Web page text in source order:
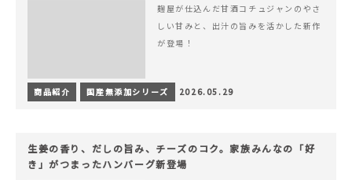
麹屋が仕込んだ甘酒コチュジャンのやさ
しい甘みと、出汁の旨みを活かした新作
が登場！
商品紹介 国産無添加シリーズ 2026.05.29
生姜の香り、だしの旨み、チーズのコク。家族みんなの「好
き」がつまったハンバーグ新登場